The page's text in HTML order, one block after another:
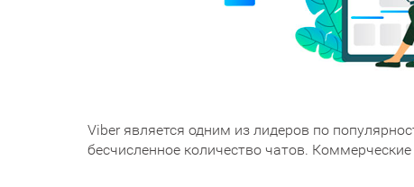
Viber является одним из лидеров по
бесчисленное количество чатов.